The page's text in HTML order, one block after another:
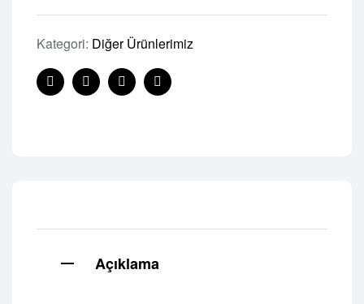
Kategori: Diğer Ürünlerimiz
FacebookTwitterLinkedinPinterest
Açıklama